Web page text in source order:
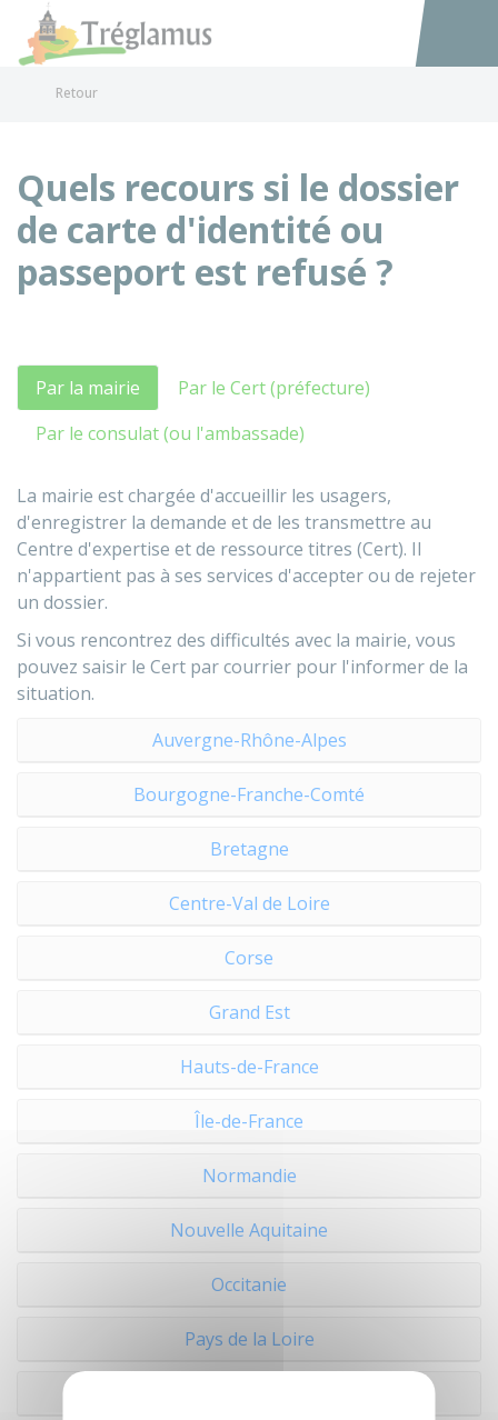
Accéder
Retour
Quels recours si le dossier
de carte d'identité ou
passeport est refusé ?
Par la mairie
Par le Cert (préfecture)
Par le consulat (ou l'ambassade)
La mairie est chargée d'accueillir les usagers,
d'enregistrer la demande et de les transmettre au
Centre d'expertise et de ressource titres (Cert). Il
n'appartient pas à ses services d'accepter ou de rejeter
un dossier.
Si vous rencontrez des difficultés avec la mairie, vous
pouvez saisir le Cert par courrier pour l'informer de la
situation.
Auvergne-Rhône-Alpes
Bourgogne-Franche-Comté
Bretagne
Centre-Val de Loire
Corse
Grand Est
Hauts-de-France
Île-de-France
Normandie
Nouvelle Aquitaine
Occitanie
Pays de la Loire